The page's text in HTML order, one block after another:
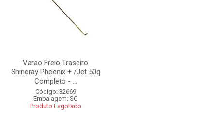
Varao Freio Traseiro
Shineray Phoenix + /Jet 50q
Completo - ...
Código: 32669
Embalagem: SC
Produto Esgotado